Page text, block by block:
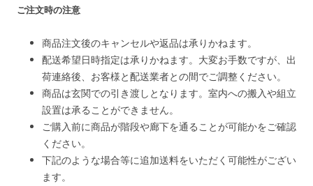
ご注文時の注意
商品注文後のキャンセルや返品は承りかねます。
配送希望日時指定は承りかねます。大変お手数ですが、出
荷連絡後、お客様と配送業者との間でご調整ください。
商品は玄関での引き渡しとなります。室内への搬入や組立
設置は承ることができません。
ご購入前に商品が階段や廊下を通ることが可能かをご確認
ください。
下記のような場合等に追加送料をいただく可能性がござい
ます。